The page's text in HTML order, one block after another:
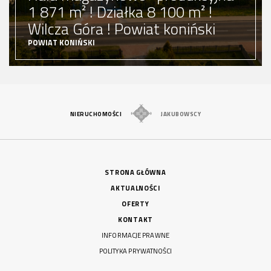
Hotel w Austrii
AUSTRIA NOCKENBERGE
hotel
NIERUCHOMOŚCI JAKUBOWSCY
STRONA GŁÓWNA
AKTUALNOŚCI
OFERTY
KONTAKT
INFORMACJE PRAWNE
POLITYKA PRYWATNOŚCI